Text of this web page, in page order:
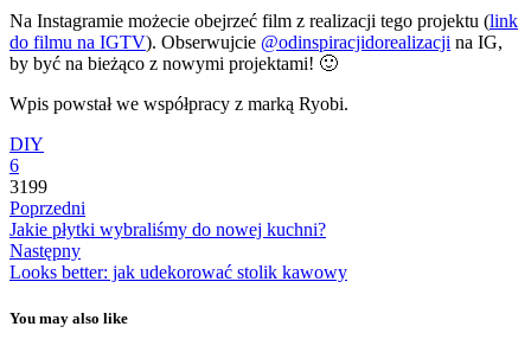
Na Instagramie możecie obejrzeć film z realizacji tego projektu (link
do filmu na IGTV). Obserwujcie @odinspiracjidorealizacji na IG,
by być na bieżąco z nowymi projektami! 🙂
Wpis powstał we współpracy z marką Ryobi.
DIY
6
3199
Poprzedni
Jakie płytki wybraliśmy do nowej kuchni?
Następny
Looks better: jak udekorować stolik kawowy
You may also like